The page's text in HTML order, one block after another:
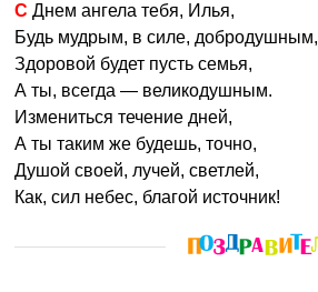
С Днем ангела тебя, Илья,
Будь мудрым, в силе, добродушным,
Здоровой будет пусть семья,
А ты, всегда — великодушным.
Измениться течение дней,
А ты таким же будешь, точно,
Душой своей, лучей, светлей,
Как, сил небес, благой источник!